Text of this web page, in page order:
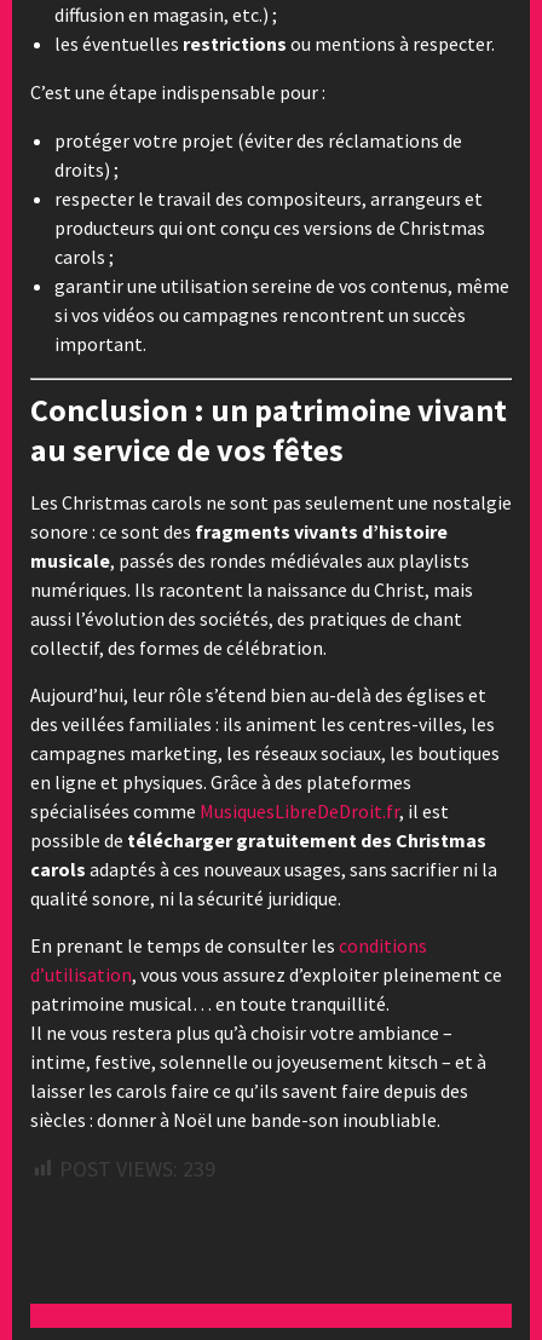
diffusion en magasin, etc.) ;
les éventuelles restrictions ou mentions à respecter.
C’est une étape indispensable pour :
protéger votre projet (éviter des réclamations de
droits) ;
respecter le travail des compositeurs, arrangeurs et
producteurs qui ont conçu ces versions de Christmas
carols ;
garantir une utilisation sereine de vos contenus, même
si vos vidéos ou campagnes rencontrent un succès
important.
Conclusion : un patrimoine vivant
au service de vos fêtes
Les Christmas carols ne sont pas seulement une nostalgie
sonore : ce sont des fragments vivants d’histoire
musicale, passés des rondes médiévales aux playlists
numériques. Ils racontent la naissance du Christ, mais
aussi l’évolution des sociétés, des pratiques de chant
collectif, des formes de célébration.
Aujourd’hui, leur rôle s’étend bien au-delà des églises et
des veillées familiales : ils animent les centres-villes, les
campagnes marketing, les réseaux sociaux, les boutiques
en ligne et physiques. Grâce à des plateformes
spécialisées comme MusiquesLibreDeDroit.fr, il est
possible de télécharger gratuitement des Christmas
carols adaptés à ces nouveaux usages, sans sacrifier ni la
qualité sonore, ni la sécurité juridique.
En prenant le temps de consulter les conditions
d’utilisation, vous vous assurez d’exploiter pleinement ce
patrimoine musical… en toute tranquillité.
Il ne vous restera plus qu’à choisir votre ambiance –
intime, festive, solennelle ou joyeusement kitsch – et à
laisser les carols faire ce qu’ils savent faire depuis des
siècles : donner à Noël une bande-son inoubliable.
POST VIEWS: 239